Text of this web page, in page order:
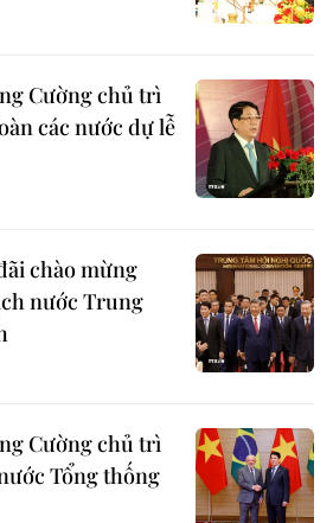
Cường chủ trì
các nước dự lễ
chào mừng
nước Trung
Cường chủ trì
Tổng thống